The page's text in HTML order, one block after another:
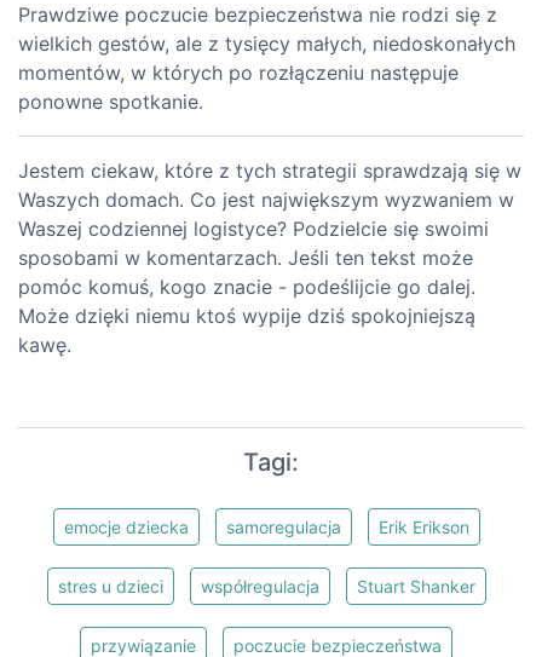
Prawdziwe poczucie bezpieczeństwa nie rodzi się z
wielkich gestów, ale z tysięcy małych, niedoskonałych
momentów, w których po rozłączeniu następuje
ponowne spotkanie.
Jestem ciekaw, które z tych strategii sprawdzają się w
Waszych domach. Co jest największym wyzwaniem w
Waszej codziennej logistyce? Podzielcie się swoimi
sposobami w komentarzach. Jeśli ten tekst może
pomóc komuś, kogo znacie - podeślijcie go dalej.
Może dzięki niemu ktoś wypije dziś spokojniejszą
kawę.
Tagi:
emocje dziecka samoregulacja Erik Erikson
stres u dzieci współregulacja Stuart Shanker
przywiązanie poczucie bezpieczeństwa